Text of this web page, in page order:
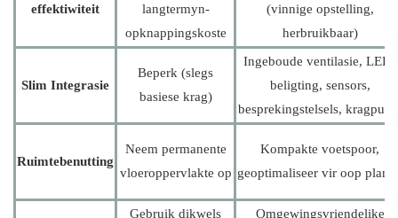
effektiwiteit
langtermyn-
opknappingskoste
(vinnige opstelling,
herbruikbaar)
Slim Integrasie
Beperk (slegs
basiese krag)
Ingeboude ventilasie, LED-
beligting, sensors,
besprekingstelsels,
Ruimtebenutting
Neem permanente
vloeroppervlakte op
Kompakte voetspoor,
geoptimaliseer vir oop
Gebruik dikwels
Omgewingsvriendelike